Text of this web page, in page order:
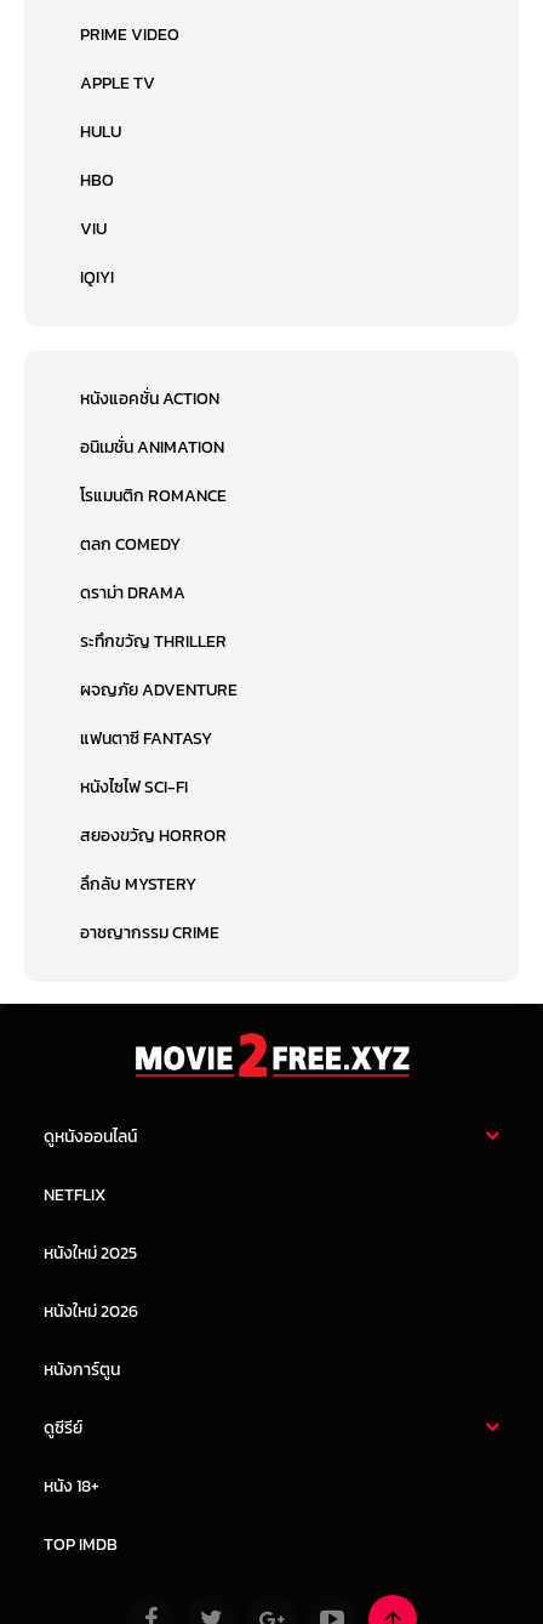
PRIME VIDEO
APPLE TV
HULU
HBO
VIU
IQIYI
หนังแอคชั่น ACTION
อนิเมชั่น ANIMATION
โรแมนติก ROMANCE
ตลก COMEDY
ดราม่า DRAMA
ระทึกขวัญ THRILLER
ผจญภัย ADVENTURE
แฟนตาซี FANTASY
หนังไซไฟ SCI-FI
สยองขวัญ HORROR
ลึกลับ MYSTERY
อาชญากรรม CRIME
ดูหนังออนไลน์
หนังจีน
NETFLIX
หนังใหม่ 2025
หนังใหม่ 2026
หนังการ์ตูน
ดูซีรีย์
หนัง 18+
TOP IMDB